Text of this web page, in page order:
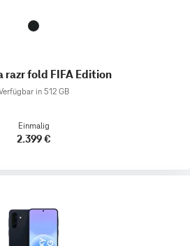
razr fold FIFA Edition
in 512 GB
Einmalig
2.399 €